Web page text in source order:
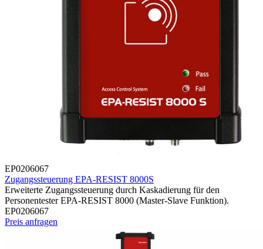
EP0206067
Zugangssteuerung EPA-RESIST 8000S
Erweiterte Zugangssteuerung durch Kaskadierung für den
Personentester EPA-RESIST 8000 (Master-Slave Funktion).
EP0206067
Preis anfragen